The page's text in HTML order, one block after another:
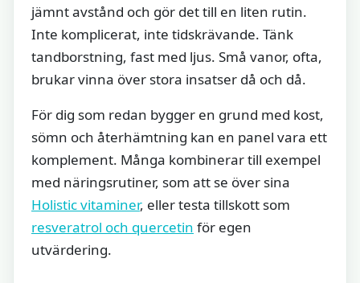
jämnt avstånd och gör det till en liten rutin.
Inte komplicerat, inte tidskrävande. Tänk
tandborstning, fast med ljus. Små vanor, ofta,
brukar vinna över stora insatser då och då.
För dig som redan bygger en grund med kost,
sömn och återhämtning kan en panel vara ett
komplement. Många kombinerar till exempel
med näringsrutiner, som att se över sina
Holistic vitaminer, eller testa tillskott som
resveratrol och quercetin för egen
utvärdering.